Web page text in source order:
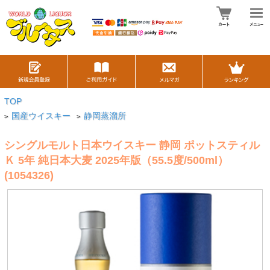
TOP
> 国産ウイスキー > 静岡蒸溜所
シングルモルト日本ウイスキー 静岡 ポットスティル
Ｋ 5年 純日本大麦 2025年版（55.5度/500ml）
(1054326)